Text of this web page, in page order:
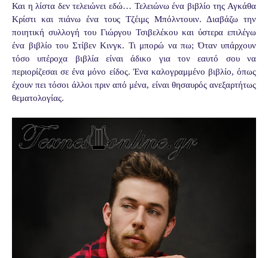
Και η λίστα δεν τελειώνει εδώ… Τελειώνω ένα βιβλίο της Αγκάθα
Κρίστι και πιάνω ένα τους Τζέιμς Μπόλντουιν. Διαβάζω την
ποιητική συλλογή του Γιώργου Τσιβελέκου και ύστερα επιλέγω
ένα βιβλίο του Στίβεν Κινγκ. Τι μπορώ να πω; Όταν υπάρχουν
τόσο υπέροχα βιβλία είναι άδικο για τον εαυτό σου να
περιορίζεσαι σε ένα μόνο είδος. Ένα καλογραμμένο βιβλίο, όπως
έχουν πει τόσοι άλλοι πριν από μένα, είναι θησαυρός ανεξαρτήτως
θεματολογίας.